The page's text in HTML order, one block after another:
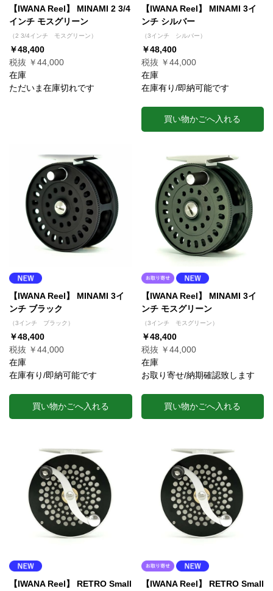
【IWANA Reel】 MINAMI 2 3/4
インチ モスグリーン
（2 3/4インチ モスグリーン）
￥48,400
税抜 ￥44,000
在庫
ただいま在庫切れです
【IWANA Reel】 MINAMI 3イ
ンチ シルバー
（3インチ シルバー）
￥48,400
税抜 ￥44,000
在庫
在庫有り/即納可能です
買い物かごへ入れる
【IWANA Reel】 MINAMI 3イ
ンチ ブラック
（3インチ ブラック）
￥48,400
税抜 ￥44,000
在庫
在庫有り/即納可能です
買い物かごへ入れる
【IWANA Reel】 MINAMI 3イ
ンチ モスグリーン
（3インチ モスグリーン）
￥48,400
税抜 ￥44,000
在庫
お取り寄せ/納期確認致します
買い物かごへ入れる
【IWANA Reel】 RETRO Small 【IWANA Reel】 RETRO Small